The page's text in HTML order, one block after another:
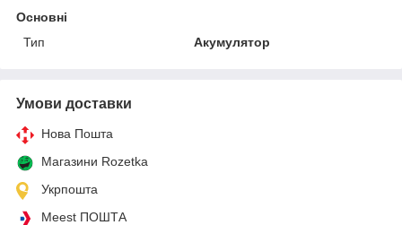
Основні
Тип
Акумулятор
Умови доставки
Нова Пошта
Магазини Rozetka
Укрпошта
Meest ПОШТА